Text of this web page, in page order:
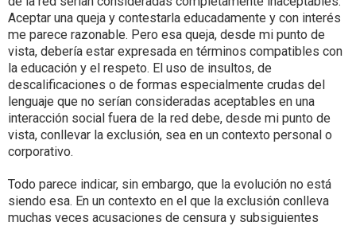
Aceptar una queja y contestarla educadamente y con interés
me parece razonable. Pero esa queja, desde mi punto de
vista, debería estar expresada en términos compatibles con
la educación y el respeto. El uso de insultos, de
descalificaciones o de formas especialmente crudas del
lenguaje que no serían consideradas aceptables en una
interacción social fuera de la red debe, desde mi punto de
vista, conllevar la exclusión, sea en un contexto personal o
corporativo.
Todo parece indicar, sin embargo, que la evolución no está
siendo esa. En un contexto en el que la exclusión conlleva
muchas veces acusaciones de censura y subsiguientes